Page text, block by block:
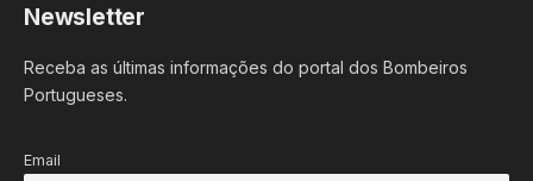
Newsletter
Receba as últimas informações do portal dos Bombeiros
Portugueses.
Email